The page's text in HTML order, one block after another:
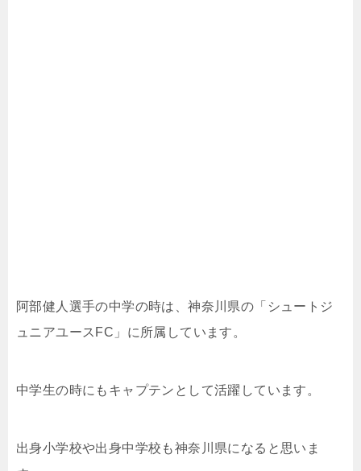
阿部健人選手の中学の時は、神奈川県の「シュートジ
ュニアユースFC」に所属しています。
中学生の時にもキャプテンとして活躍しています。
出身小学校や出身中学校も神奈川県になると思いま